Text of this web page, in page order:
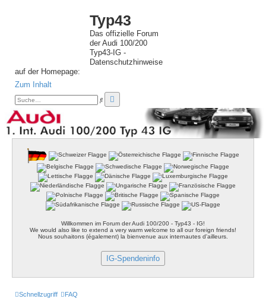
Typ43
Das offizielle Forum
der Audi 100/200
Typ43-IG -
Datenschutzhinweise
auf der Homepage:
Zum Inhalt
S
u
e
r
i
t
e
r
t
e
S
u
c
e
Willkommen im Forum der Audi 100/200 - Typ43 - IG!
We would also like to extend a very warm welcome to all our foreign friends!
Nous souhaitons (également) la bienvenue aux internautes d'ailleurs.
IG-Spendeninfo
Schnellzugriff FAQ